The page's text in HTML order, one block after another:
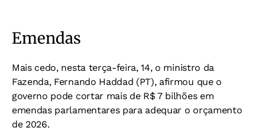
Emendas
Mais cedo, nesta terça-feira, 14, o ministro da
Fazenda, Fernando Haddad (PT), afirmou que o
governo pode cortar mais de R$ 7 bilhões em
emendas parlamentares para adequar o orçamento
de 2026.